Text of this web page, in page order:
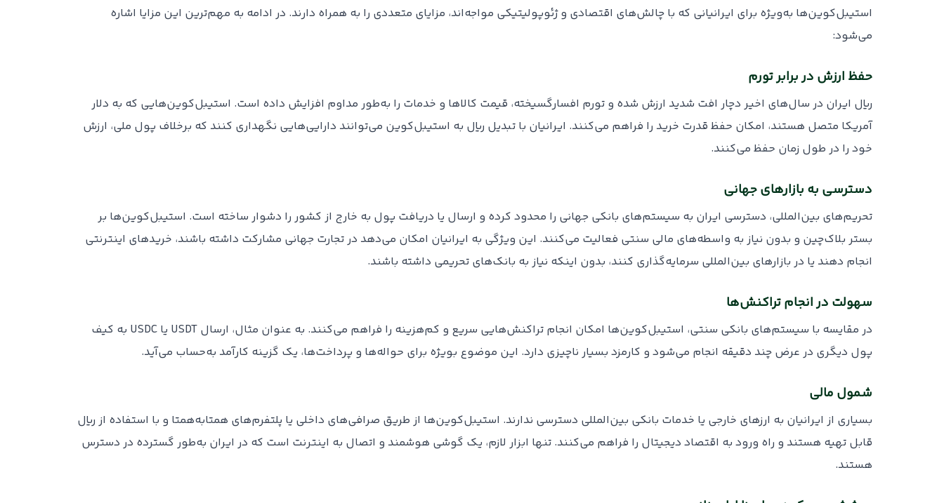
استیبل‌کوین‌ها به‌ویژه برای ایرانیانی که با چالش‌های اقتصادی و ژئوپولیتیکی مواجه‌اند، مزایای متعددی را به همراه دارند. در ادامه به مهم‌ترین این مزایا اشاره
می‌شود:
حفظ ارزش در برابر تورم
ریال ایران در سال‌های اخیر دچار افت شدید ارزش شده و تورم افسارگسیخته، قیمت کالاها و خدمات را به‌طور مداوم افزایش داده است. استیبل‌کوین‌هایی که به دلار
آمریکا متصل هستند، امکان حفظ قدرت خرید را فراهم می‌کنند. ایرانیان با تبدیل ریال به استیبل‌کوین می‌توانند دارایی‌هایی نگهداری کنند که برخلاف پول ملی، ارزش
خود را در طول زمان حفظ می‌کنند.
دسترسی به بازارهای جهانی
تحریم‌های بین‌المللی، دسترسی ایران به سیستم‌های بانکی جهانی را محدود کرده و ارسال یا دریافت پول به خارج از کشور را دشوار ساخته است. استیبل‌کوین‌ها بر
بستر بلاک‌چین و بدون نیاز به واسطه‌های مالی سنتی فعالیت می‌کنند. این ویژگی به ایرانیان امکان می‌دهد در تجارت جهانی مشارکت داشته باشند، خریدهای اینترنتی
انجام دهند یا در بازارهای بین‌المللی سرمایه‌گذاری کنند، بدون اینکه نیاز به بانک‌های تحریمی داشته باشند.
سهولت در انجام تراکنش‌ها
در مقایسه با سیستم‌های بانکی سنتی، استیبل‌کوین‌ها امکان انجام تراکنش‌هایی سریع و کم‌هزینه را فراهم می‌کنند. به عنوان مثال، ارسال USDT یا USDC به کیف
پول دیگری در عرض چند دقیقه انجام می‌شود و کارمزد بسیار ناچیزی دارد. این موضوع بویژه برای حواله‌ها و پرداخت‌ها، یک گزینه کارآمد به‌حساب می‌آید.
شمول مالی
بسیاری از ایرانیان به ارزهای خارجی یا خدمات بانکی بین‌المللی دسترسی ندارند. استیبل‌کوین‌ها از طریق صرافی‌های داخلی یا پلتفرم‌های همتا‌به‌همتا و با استفاده از ریال
قابل تهیه هستند و راه ورود به اقتصاد دیجیتال را فراهم می‌کنند. تنها ابزار لازم، یک گوشی هوشمند و اتصال به اینترنت است که در ایران به‌طور گسترده در دسترس
هستند.